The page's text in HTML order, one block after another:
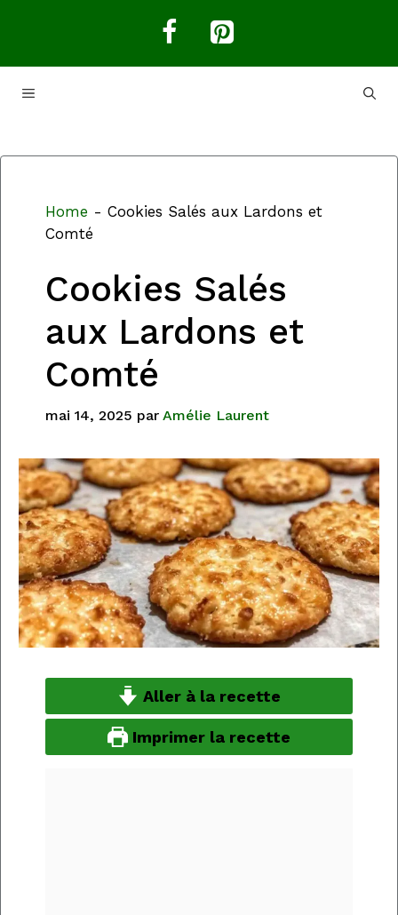
MENU
Home - Cookies Salés aux Lardons et
Comté
Cookies Salés
aux Lardons et
Comté
mai 14, 2025 par Amélie Laurent
Aller à la recette
Imprimer la recette